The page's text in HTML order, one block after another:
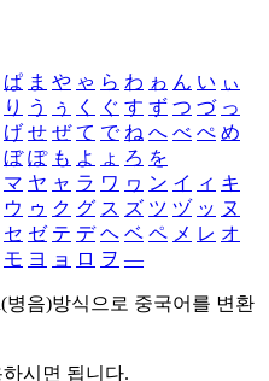
ぱ ま や ゃ ら わ ゎ ん い ぃ
り う ぅ く ぐ す ず つ づ っ
げ せ ぜ て で ね へ べ ぺ め
ぼ ぽ も よ ょ ろ を
マ ヤ ャ ラ ワ ヮ ン イ ィ キ
ウ ゥ ク グ ス ズ ツ ヅ ッ ヌ
セ ゼ テ デ ヘ ベ ペ メ レ オ
モ ヨ ョ ロ ヲ ―
병음)방식으로 중국어를 변환
시면 됩니다.